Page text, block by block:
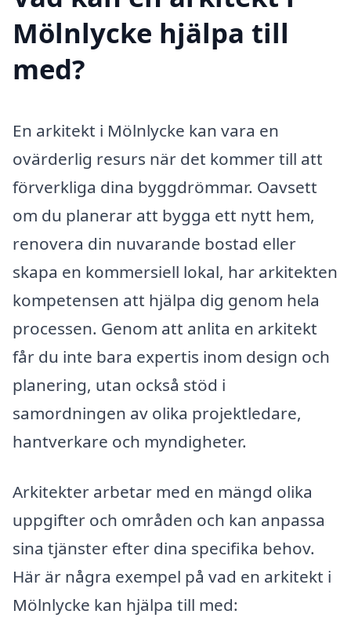
Mölnlycke hjälpa till
med?
En arkitekt i Mölnlycke kan vara en
ovärderlig resurs när det kommer till att
förverkliga dina byggdrömmar. Oavsett
om du planerar att bygga ett nytt hem,
renovera din nuvarande bostad eller
skapa en kommersiell lokal, har arkitekten
kompetensen att hjälpa dig genom hela
processen. Genom att anlita en arkitekt
får du inte bara expertis inom design och
planering, utan också stöd i
samordningen av olika projektledare,
hantverkare och myndigheter.
Arkitekter arbetar med en mängd olika
uppgifter och områden och kan anpassa
sina tjänster efter dina specifika behov.
Här är några exempel på vad en arkitekt i
Mölnlycke kan hjälpa till med: